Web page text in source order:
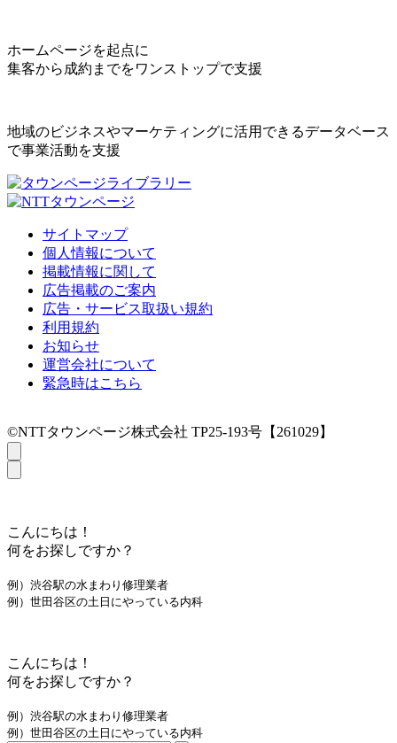
ホームページを起点に
集客から成約までをワンストップで支援
地域のビジネスやマーケティングに活用できるデータベース
で事業活動を支援
サイトマップ
個人情報について
掲載情報に関して
広告掲載のご案内
広告・サービス取扱い規約
利用規約
お知らせ
運営会社について
緊急時はこちら
©NTTタウンページ株式会社 TP25-193号【261029】
こんにちは！
何をお探しですか？
例）渋谷駅の水まわり修理業者
例）世田谷区の土日にやっている内科
こんにちは！
何をお探しですか？
例）渋谷駅の水まわり修理業者
例）世田谷区の土日にやっている内科